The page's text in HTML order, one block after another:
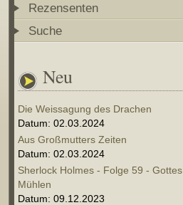
Rezensenten
Suche
Neu
Die Weissagung des Drachen
Datum: 02.03.2024
Aus Großmutters Zeiten
Datum: 02.03.2024
Sherlock Holmes - Folge 59 - Gottes
Mühlen
Datum: 09.12.2023